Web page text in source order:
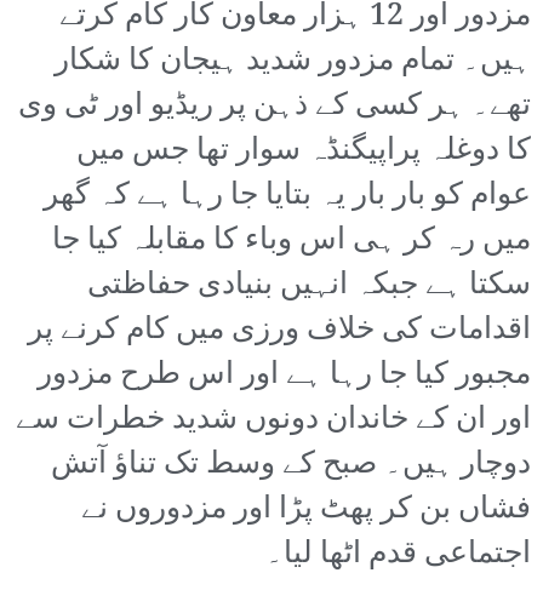
مزدور اور 12 ہزار معاون کار کام کرتے
ہیں۔ تمام مزدور شدید ہیجان کا شکار
تھے۔ ہر کسی کے ذہن پر ریڈیو اور ٹی وی
کا دوغلہ پراپیگنڈہ سوار تھا جس میں
عوام کو بار بار یہ بتایا جا رہا ہے کہ گھر
میں رہ کر ہی اس وباء کا مقابلہ کیا جا
سکتا ہے جبکہ انہیں بنیادی حفاظتی
اقدامات کی خلاف ورزی میں کام کرنے پر
مجبور کیا جا رہا ہے اور اس طرح مزدور
اور ان کے خاندان دونوں شدید خطرات سے
دوچار ہیں۔ صبح کے وسط تک تناؤ آتش
فشاں بن کر پھٹ پڑا اور مزدوروں نے
اجتماعی قدم اٹھا لیا۔